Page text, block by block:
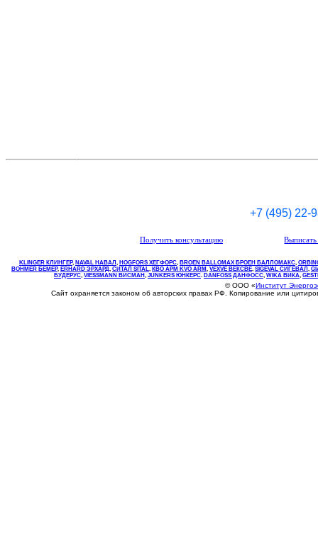
+7 (495) 22-
Получить консультацию
KLINGER КЛИНГЕР, NAVAL НАВАЛ , НOGFORS ХЕГФОРС, BROEN BALLOMAX БРОЕН БАЛЛОМАКС,
BOHMER БЕМЕР, ERHARD ЭРХАРД, СИТАЛ SITAL, КВО АРМ KVO ARM, VEXVE ВЕКСВЕ, SIGEVAL СИГЕВАЛ ,
БУДЕРУС, VIESSMANN ВИСМАН , JUNKERS ЮНКЕРС. DANFOSS ДАНФОСС, WIKA ВИКА,
© ООО «Институт
Сайт охраняется законом об авторских правах РФ. Копирование или